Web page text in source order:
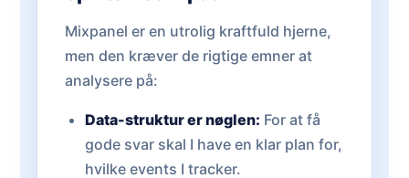
Mixpanel er en utrolig kraftfuld hjerne,
men den kræver de rigtige emner at
analysere på:
Data-struktur er nøglen: For at få
gode svar skal I have en klar plan for,
hvilke events I tracker.